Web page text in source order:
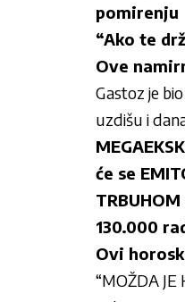
pomirenju
“Ako te
Ove
Gastoz je
uzdišu i
će se
130.000
Ovi
“MOŽDA JE